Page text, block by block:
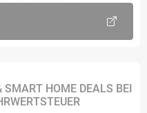
SMART HOME DEALS BEI